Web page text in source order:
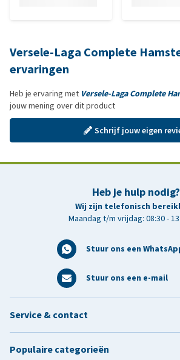
Versele-Laga Complete
ervaringen
Heb je ervaring met Versele-Laga Complete
jouw mening over dit product
Schrijf jouw eigen
Heb je hulp nodig?
Wij zijn telefonisch
Maandag t/m vrijdag: 08:30 -
Stuur ons een
Stuur ons een e-mail
Service & contact
Populaire categorieën